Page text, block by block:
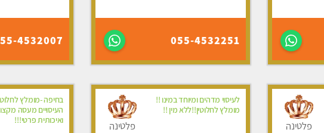
055-4532251
4532007
פלטינה
לעיסוי מדהים ומיוחד במינו !!
מומלץ לחלוטין!!ללא מין !!
פלטינה
בחיפה -מומלץ
העיסויים מעסה
ואיכותית פרטי!!!